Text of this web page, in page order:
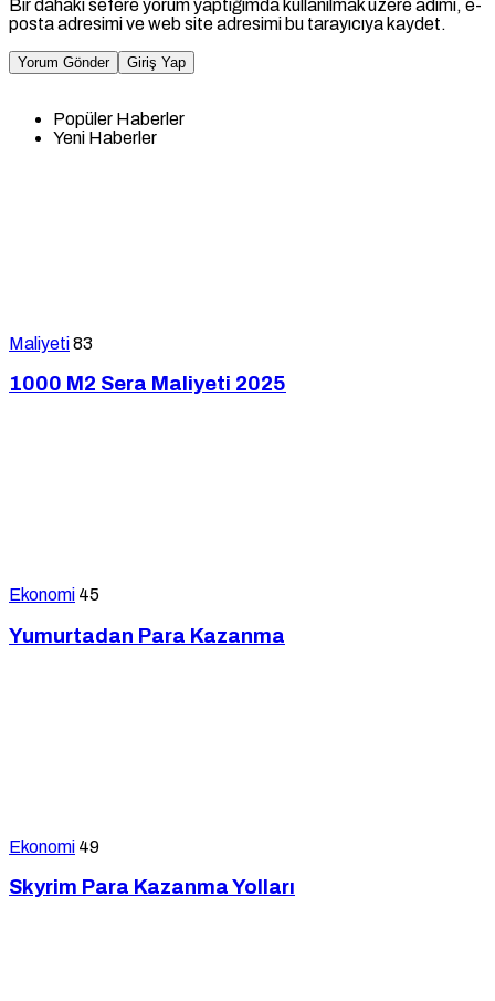
Bir dahaki sefere yorum yaptığımda kullanılmak üzere adımı, e-
posta adresimi ve web site adresimi bu tarayıcıya kaydet.
Yorum Gönder Giriş Yap
Popüler Haberler
Yeni Haberler
Maliyeti83
1000 M2 Sera Maliyeti 2025
Ekonomi 45
Yumurtadan Para Kazanma
Ekonomi 49
Skyrim Para Kazanma Yolları